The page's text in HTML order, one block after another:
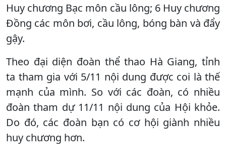
Huy chương Bạc môn cầu lông; 6 Huy chương
Đồng các môn bơi, cầu lông, bóng bàn và đẩy
gậy.
Theo đại diện đoàn thể thao Hà Giang, tỉnh
ta tham gia với 5/11 nội dung được coi là thế
mạnh của mình. So với các đoàn, có nhiều
đoàn tham dự 11/11 nội dung của Hội khỏe.
Do đó, các đoàn bạn có cơ hội giành nhiều
huy chương hơn.